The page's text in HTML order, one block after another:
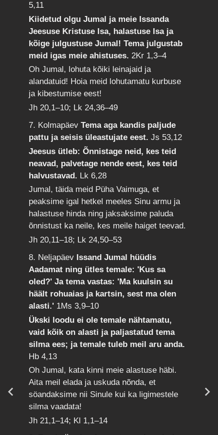
5,11
Kiidetud olgu Jumal ja meie Issanda
Jeesuse Kristuse Isa, halastuse Isa ja
kõige julgustuse Jumal! Tema julgustab
meid igas meie ahistuses. 2Kr 1,3–4
Oh Jumal, lohuta kõiki leinajaid ja
alandatuid! Hoia meid lohutamatu kurbuse
ja kibestumise eest!
Jh 20,1–10; Lk 24,36–49
7. KolmapäevTema aga kandis paljude
pattu ja seisis üleastujate eest.Js 53,12
Jeesus ütleb: Õnnistage neid, kes teid
neavad, palvetage nende eest, kes teid
halvustavad. Lk 6,28
Jumal, täida meid Püha Vaimuga, et
peaksime igal hetkel meeles Sinu armu ja
halastuse hinda ning jaksaksime paluda
õnnistust ka neile, kes meile haiget teevad.
Jh 20,11–18; Lk 24,50–53
8. Neljapäev Issand Jumal hüüdis
Aadamat ning ütles temale: 'Kus sa
oled?' Ja tema vastas: 'Ma kuulsin su
häält rohuaias ja kartsin, sest ma olen
alasti.' 1Ms 3,9–10
Ükski loodu ei ole temale nähtamatu,
vaid kõik on alasti ja paljastatud tema
silma ees; ja temale tuleb meil aru anda.
Hb 4,13
Oh Jumal, kata kinni meie alastuse häbi.
Aita meil elada ja uskuda nõnda, et
söandaksime nii Sinule kui ka ligimestele
silma vaadata!
Jh 21,1–14; Kl 1,1–14